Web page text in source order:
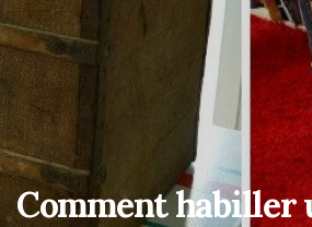
Comment habiller